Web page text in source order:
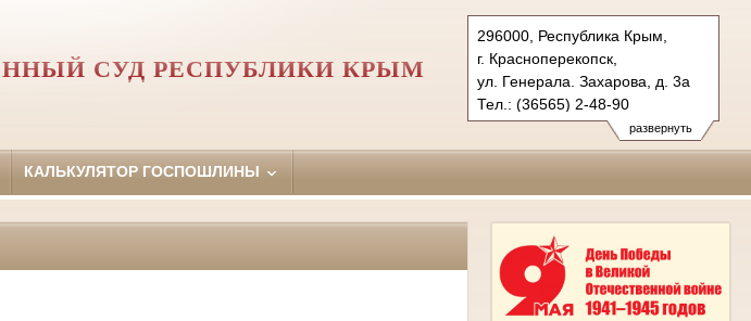
развернуть
296000, Республика Крым,
г. Красноперекопск,
ул. Генерала. Захарова, д. 3а
Тел.: (36565) 2-48-90
krasnoperekopskiy.krm@sudrf.ru
СУД РЕСПУБЛИКИ КРЫМ
КАЛЬКУЛЯТОР ГОСПОШЛИНЫ